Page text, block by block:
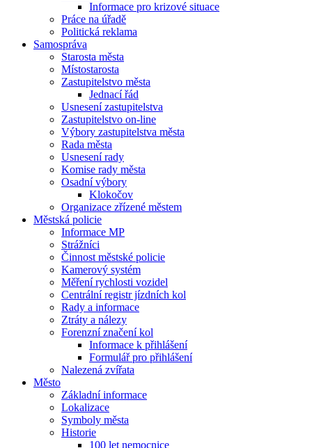
Informace pro krizové situace
Práce na úřadě
Politická reklama
Samospráva
Starosta města
Místostarosta
Zastupitelstvo města
Jednací řád
Usnesení zastupitelstva
Zastupitelstvo on-line
Výbory zastupitelstva města
Rada města
Usnesení rady
Komise rady města
Osadní výbory
Klokočov
Organizace zřízené městem
Městská policie
Informace MP
Strážníci
Činnost městské policie
Kamerový systém
Měření rychlosti vozidel
Centrální registr jízdních kol
Rady a informace
Ztráty a nálezy
Forenzní značení kol
Informace k přihlášení
Formulář pro přihlášení
Nalezená zvířata
Město
Základní informace
Lokalizace
Symboly města
Historie
100 let nemocnice